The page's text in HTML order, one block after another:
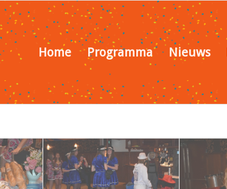
Home Programma Nieuws